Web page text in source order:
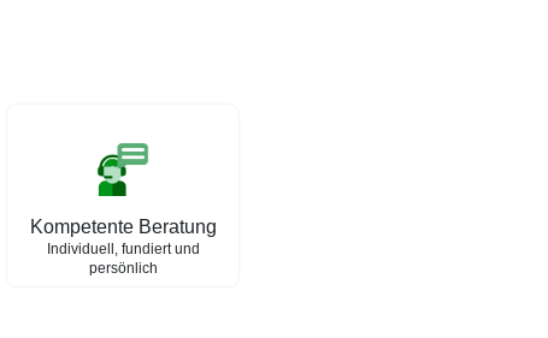
Kompetente Beratung
Individuell, fundiert und
persönlich